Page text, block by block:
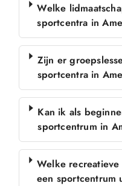
Welke
sportcentra in
Zijn er
sportcentra in
Kan ik als
sportcentrum in
Welke
een sportcentrum